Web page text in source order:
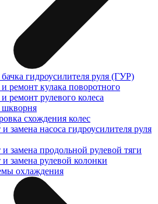
гидроусилителя руля (ГУР)
ремонт кулака поворотного
ремонт рулевого колеса
шкворня
схождения колес
замена насоса гидроусилителя руля
замена продольной рулевой тяги
замена рулевой колонки
охлаждения